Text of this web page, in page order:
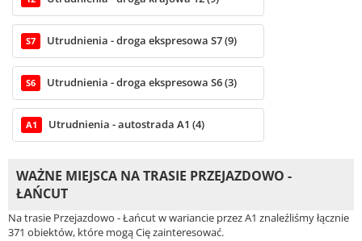
S7 Utrudnienia - droga ekspresowa S7 (9)
S6 Utrudnienia - droga ekspresowa S6 (3)
A1 Utrudnienia - autostrada A1 (4)
WAŻNE MIEJSCA NA TRASIE PRZEJAZDOWO -
ŁAŃCUT
Na trasie Przejazdowo - Łańcut w wariancie przez A1 znaleźliśmy łącznie
371 obiektów, które mogą Cię zainteresować.